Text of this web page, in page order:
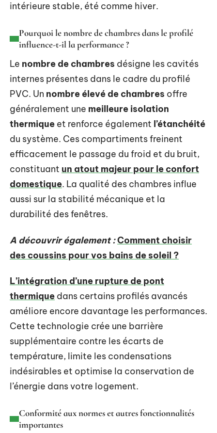
intérieure stable, été comme hiver.
Pourquoi le nombre de chambres dans le profilé
influence-t-il la performance ?
Le nombre de chambres désigne les cavités
internes présentes dans le cadre du profilé
PVC. Un nombre élevé de chambres offre
généralement une meilleure isolation
thermique et renforce également l’étanchéité
du système. Ces compartiments freinent
efficacement le passage du froid et du bruit,
constituant un atout majeur pour le confort
domestique. La qualité des chambres influe
aussi sur la stabilité mécanique et la
durabilité des fenêtres.
A découvrir également :Comment choisir
des coussins pour vos bains de soleil ?
L’intégration d’une rupture de pont
thermique dans certains profilés avancés
améliore encore davantage les performances.
Cette technologie crée une barrière
supplémentaire contre les écarts de
température, limite les condensations
indésirables et optimise la conservation de
l’énergie dans votre logement.
Conformité aux normes et autres fonctionnalités
importantes